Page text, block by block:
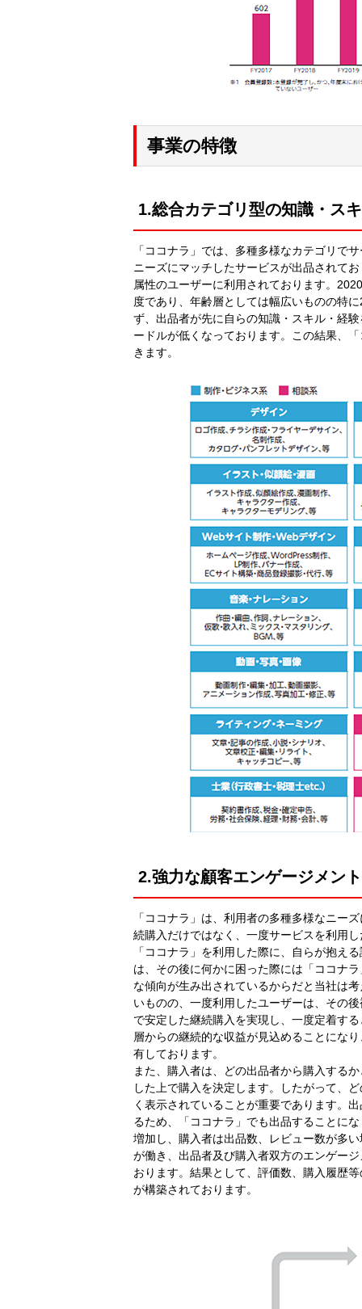
事業の特徴
1.総合カテゴリ型の知識・ス
「ココナラ」では、多種多様なカテゴリで
ニーズにマッチしたサービスが出品されて
属性のユーザーに利用されております。
度であり、年齢層としては幅広いものの特
ず、出品者が先に自らの知識・スキル・経
ードルが低くなっております。この結果、
きます。
2.強力な顧客エンゲージメン
「ココナラ」は、利用者の多種多様なニー
続購入だけではなく、一度サービスを利用
「ココナラ」を利用した際に、自らが抱え
は、その後に何かに困った際には「ココナ
な傾向が生み出されているからだと当社は
いものの、一度利用したユーザーは、その
で安定した継続購入を実現し、一度定着す
層からの継続的な収益が見込めることにな
有しております。
また、購入者は、どの出品者から購入する
した上で購入を決定します。したがって、
く表示されていることが重要であります。
るため、「ココナラ」でも出品することに
増加し、購入者は出品数、レビュー数が多
が働き、出品者及び購入者双方のエンゲー
おります。結果として、評価数、購入履歴
が構築されております。